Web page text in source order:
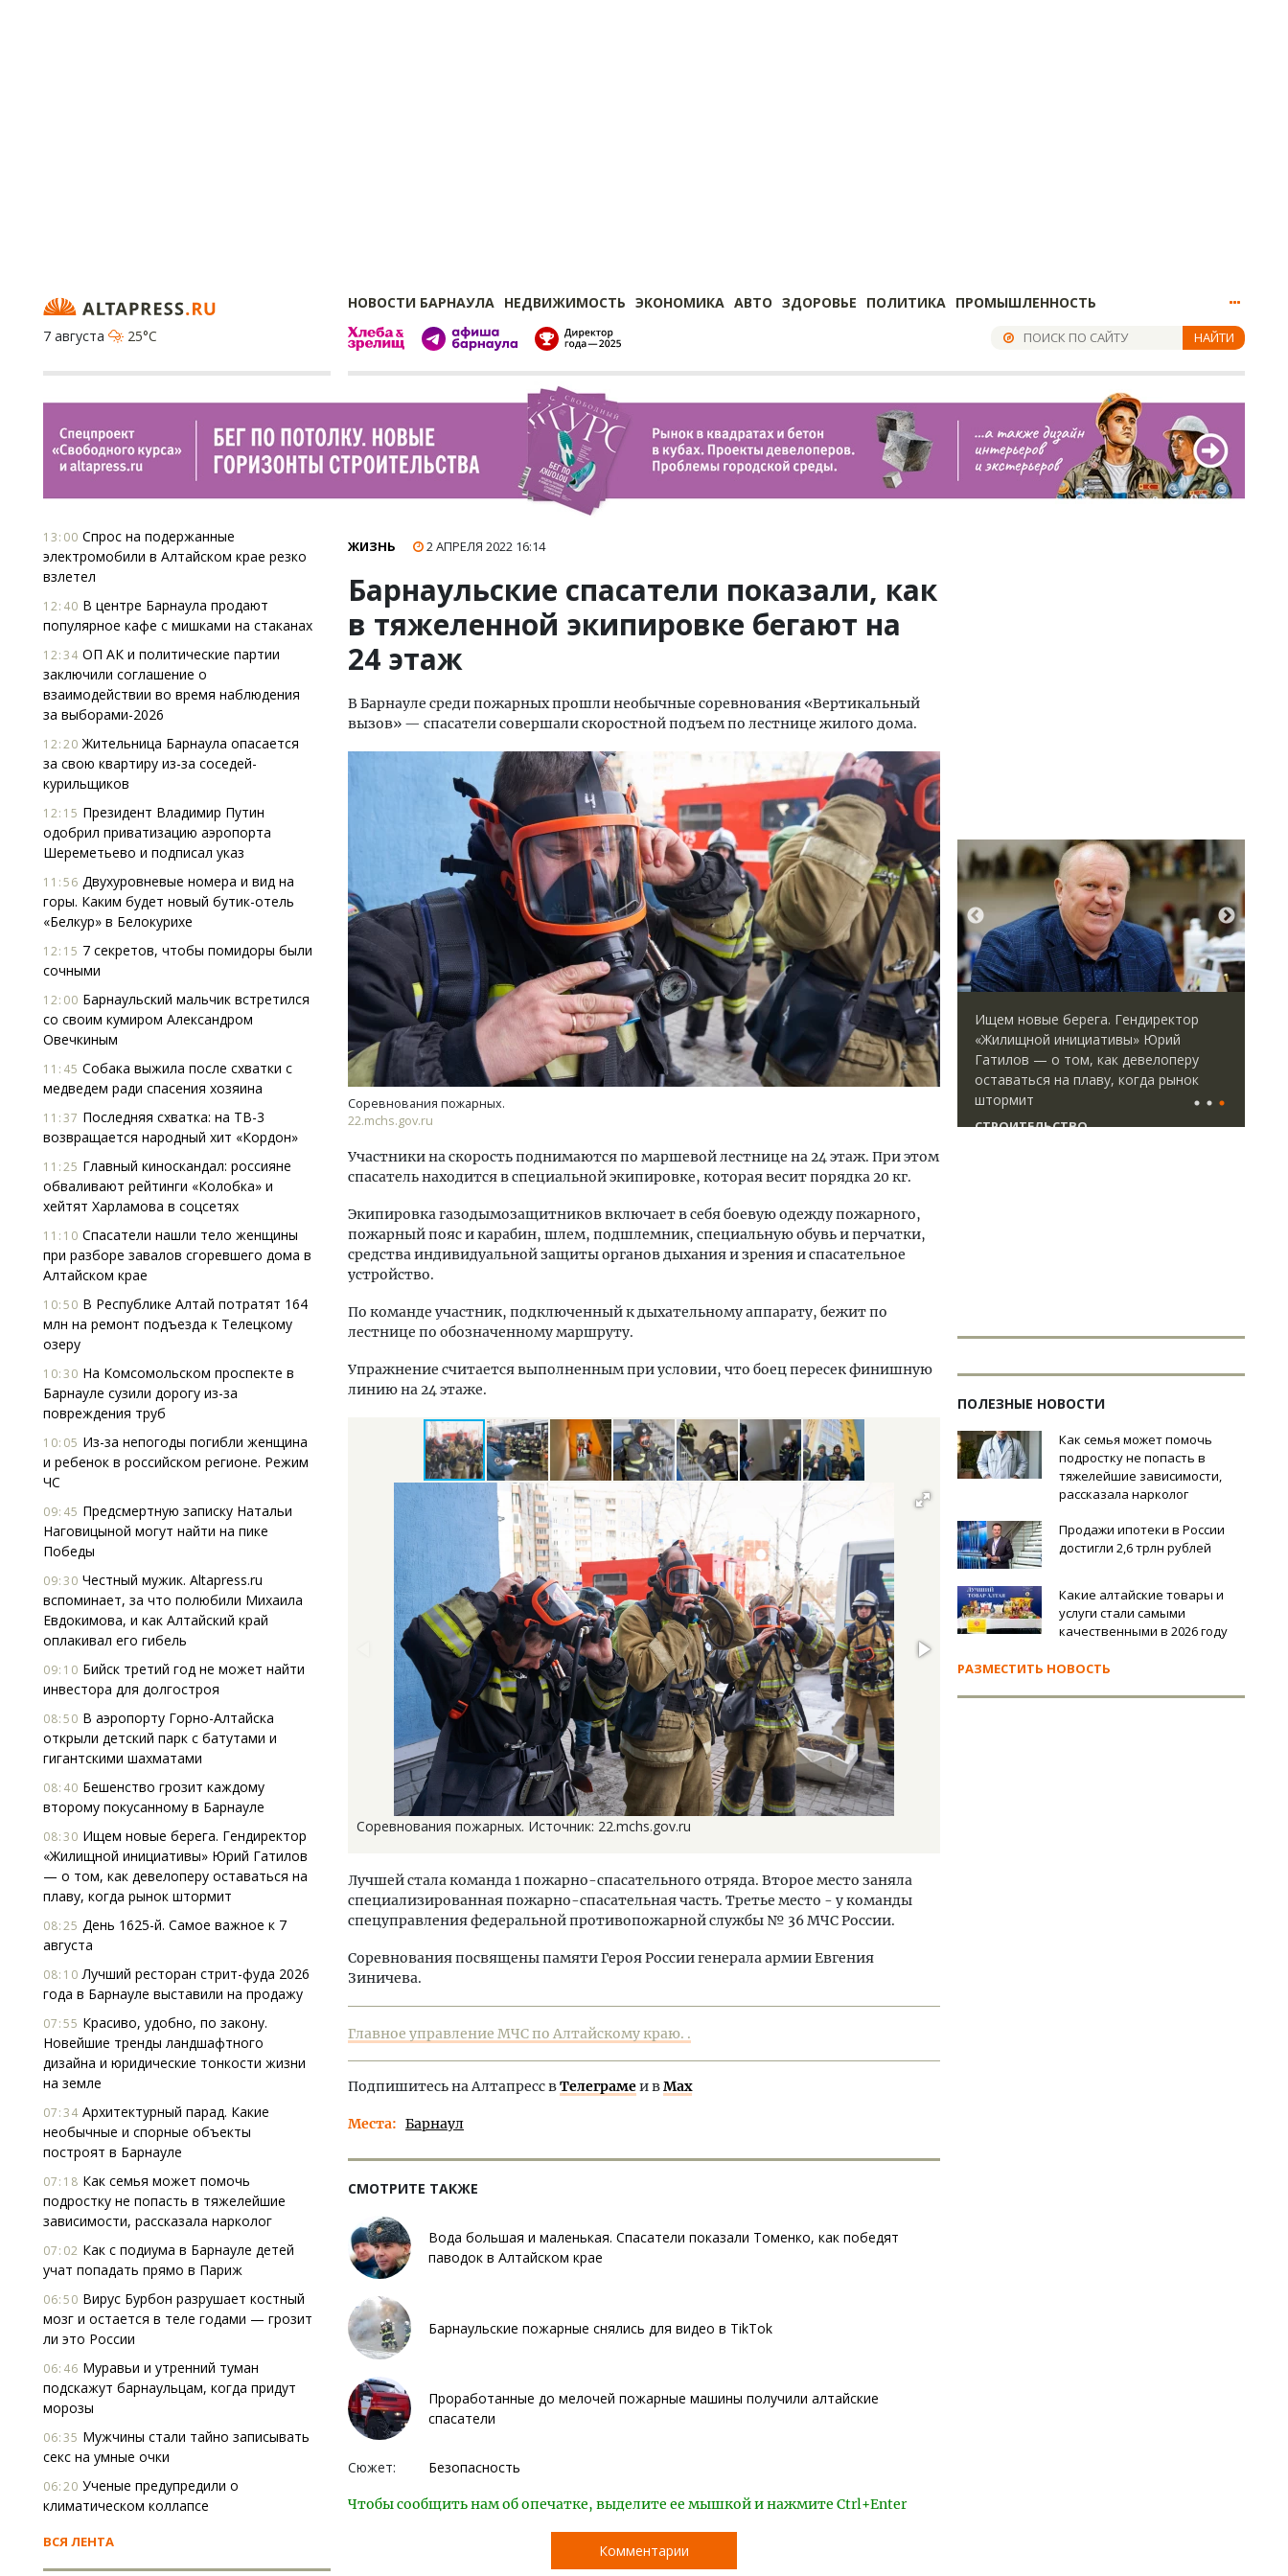
НОВОСТИ БАРНАУЛА НЕДВИЖИМОСТЬ ЭКОНОМИКА АВТО ЗДОРОВЬЕ ПОЛИТИКА ПРОМЫШЛЕННОСТЬ
7 августа
25°C НАЙТИ
13:00 Спрос на подержанные
электромобили в Алтайском крае резко
взлетел
12:40 В центре Барнаула продают
популярное кафе с мишками на стаканах
12:34 ОП АК и политические партии
заключили соглашение о
взаимодействии во время наблюдения
за выборами-2026
12:20 Жительница Барнаула опасается
за свою квартиру из-за соседей-
курильщиков
12:15 Президент Владимир Путин
одобрил приватизацию аэропорта
Шереметьево и подписал указ
11:56 Двухуровневые номера и вид на
горы. Каким будет новый бутик-отель
«Белкур» в Белокурихе
12:15 7 секретов, чтобы помидоры были
сочными
12:00 Барнаульский мальчик встретился
со своим кумиром Александром
Овечкиным
11:45 Собака выжила после схватки с
медведем ради спасения хозяина
11:37 Последняя схватка: на ТВ-3
возвращается народный хит «Кордон»
11:25 Главный киноскандал: россияне
обваливают рейтинги «Колобка» и
хейтят Харламова в соцсетях
11:10 Спасатели нашли тело женщины
при разборе завалов сгоревшего дома в
Алтайском крае
10:50 В Республике Алтай потратят 164
млн на ремонт подъезда к Телецкому
озеру
10:30 На Комсомольском проспекте в
Барнауле сузили дорогу из-за
повреждения труб
10:05 Из-за непогоды погибли женщина
и ребенок в российском регионе. Режим
ЧС
09:45 Предсмертную записку Натальи
Наговицыной могут найти на пике
Победы
09:30 Честный мужик. Altapress.ru
вспоминает, за что полюбили Михаила
Евдокимова, и как Алтайский край
оплакивал его гибель
09:10 Бийск третий год не может найти
инвестора для долгостроя
08:50 В аэропорту Горно-Алтайска
открыли детский парк с батутами и
гигантскими шахматами
08:40 Бешенство грозит каждому
второму покусанному в Барнауле
08:30 Ищем новые берега. Гендиректор
«Жилищной инициативы» Юрий Гатилов
— о том, как девелоперу оставаться на
плаву, когда рынок штормит
08:25 День 1625-й. Самое важное к 7
августа
08:10 Лучший ресторан стрит-фуда 2026
года в Барнауле выставили на продажу
07:55 Красиво, удобно, по закону.
Новейшие тренды ландшафтного
дизайна и юридические тонкости жизни
на земле
07:34 Архитектурный парад. Какие
необычные и спорные объекты
построят в Барнауле
07:18 Как семья может помочь
подростку не попасть в тяжелейшие
зависимости, рассказала нарколог
07:02 Как с подиума в Барнауле детей
учат попадать прямо в Париж
06:50 Вирус Бурбон разрушает костный
мозг и остается в теле годами — грозит
ли это России
06:46 Муравьи и утренний туман
подскажут барнаульцам, когда придут
морозы
06:35 Мужчины стали тайно записывать
секс на умные очки
06:20 Ученые предупредили о
климатическом коллапсе
ВСЯ ЛЕНТА
ЖИЗНЬ 2 АПРЕЛЯ 2022 16:14
Барнаульские спасатели показали, как
в тяжеленной экипировке бегают на
24 этаж
В Барнауле среди пожарных прошли необычные соревнования «Вертикальный
вызов» — спасатели совершали скоростной подъем по лестнице жилого дома.
Соревнования пожарных.
22.mchs.gov.ru
Участники на скорость поднимаются по маршевой лестнице на 24 этаж. При этом
спасатель находится в специальной экипировке, которая весит порядка 20 кг.
Экипировка газодымозащитников включает в себя боевую одежду пожарного,
пожарный пояс и карабин, шлем, подшлемник, специальную обувь и перчатки,
средства индивидуальной защиты органов дыхания и зрения и спасательное
устройство.
По команде участник, подключенный к дыхательному аппарату, бежит по
лестнице по обозначенному маршруту.
Упражнение считается выполненным при условии, что боец пересек финишную
линию на 24 этаже.
Соревнования пожарных. Источник: 22.mchs.gov.ru
Лучшей стала команда 1 пожарно-спасательного отряда. Второе место заняла
специализированная пожарно-спасательная часть. Третье место - у команды
спецуправления федеральной противопожарной службы № 36 МЧС России.
Соревнования посвящены памяти Героя России генерала армии Евгения
Зиничева.
Главное управление МЧС по Алтайскому краю. .
Подпишитесь на Алтапресс вТелеграмеи вMax
Места Барнаул
СМОТРИТЕ ТАКЖЕ
Вода большая и маленькая. Спасатели показали Томенко, как победят
паводок в Алтайском крае
Барнаульские пожарные снялись для видео в TikTok
Проработанные до мелочей пожарные машины получили алтайские
спасатели
Сюжет: Безопасность
Чтобы сообщить нам об опечатке, выделите ее мышкой и нажмите Ctrl+Enter
Комментарии
Ищем новые берега. Гендиректор
«Жилищной инициативы» Юрий
оставаться на плаву, когда рынок
штормит
СТРОИТЕЛЬСТВО
Архитектурный код начинается с
земли. Мощение крупноформатными
плитами становится новым
стандартом благоустройства
СТРОИТЕЛЬСТВО
Смелость архитектурных идей.
Генеральный директор компании
ЗИАС — об эстетике городов,
трендах в фасадах и развитии рынка
Ищем новые берега. Гендиректор
«Жилищной инициативы» Юрий
Гатилов — о том, как девелоперу
оставаться на плаву, когда рынок
штормит
СТРОИТЕЛЬСТВО
ПОЛЕЗНЫЕ НОВОСТИ
Как семья может помочь
подростку не попасть в
тяжелейшие зависимости,
рассказала нарколог
Продажи ипотеки в России
достигли 2,6 трлн рублей
Какие алтайские товары и
услуги стали самыми
качественными в 2026 году
РАЗМЕСТИТЬ НОВОСТЬ